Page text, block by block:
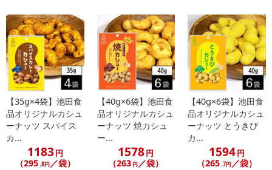
【35g×4袋】池田食
品オリジナルカシュ
ーナッツ スパイス
カ...
1183円
（295.8円／袋）
【40g×6袋】池田食
品オリジナルカシュ
ーナッツ 焼カシュ
ー...
1578円
（263 円／袋）
【40g×6袋】池田食
品オリジナルカシュ
ーナッツ とうきび
カ...
1594円
（265.7円／袋）